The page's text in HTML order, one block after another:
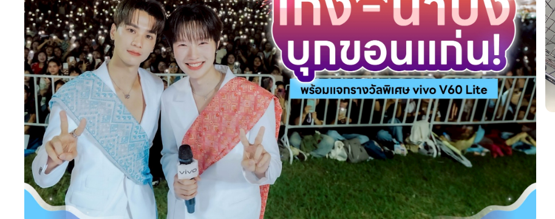
CMG SHOP SHOP รวมแบรนด์ตัวท็อป ลดสูงสุด50%